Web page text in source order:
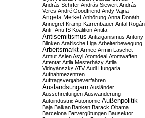
András Schiffer András Siewert András
Veres André Goodfriend Andy Vajna
Angela Merkel Anhörung Anna Donáth
Annegret Kramp-Karrenbauer Antal Rogán
Anti- Anti-IS-Koalition Antifa
Antisemitismus Antiziganismus Antony
Blinken Arabische Liga Arbeiterbewegung
Arbeitsmarkt Armee Armin Laschet
Armut Asien Asyl Atomdeal Atomwaffen
Attentat Attila Mesterházy Attila
Vidnyánszky ATV Audi Hungaria
Aufnahmezentren
Auftragsvergabeverfahren
Auslandsungarn Ausländer
Ausschreitungen Auswanderung
Autoindustrie Autonomie Außenpolitik
Baja Balkan Banken Barack Obama
Barcelona Barvergütungen Bausektor